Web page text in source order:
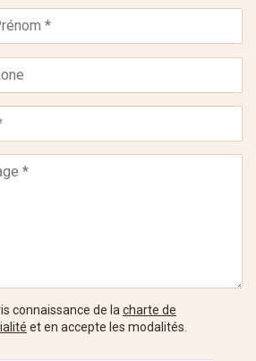
connaissance de la charte de
et en accepte les modalités.